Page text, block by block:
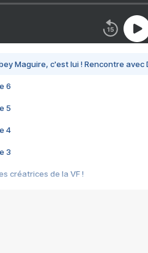
Maguire, c'est lui ! Rencontre avec
6
5
4
3
créatrices de la VF !